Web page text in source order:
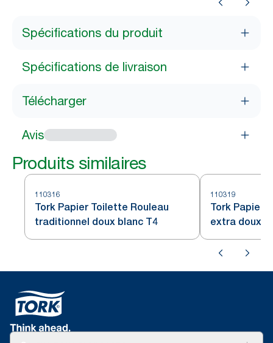
Spécifications du produit
Spécifications de livraison
Télécharger
Avis
Produits similaires
110316
Tork Papier Toilette Rouleau
traditionnel doux blanc T4
110319
Tork Papier
extra doux